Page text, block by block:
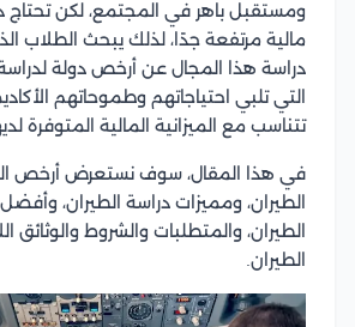
ومستقبل باهر في المجتمع، لكن تحتاج
مالية مرتفعة جدًا، لذلك يبحث الطلاب
دراسة هذا المجال عن أرخص دولة لدراسة
التي تلبي احتياجاتهم وطموحاتهم
تتناسب مع الميزانية المالية المتوفرة
في هذا المقال، سوف نستعرض أرخص
الطيران، ومميزات دراسة الطيران،
الطيران، والمتطلبات والشروط والوثائق
الطيران.